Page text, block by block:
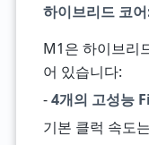
하이브리드 코
M1은 하이브리
어 있습니다:
-4개의 고성능
기본 클럭 속도